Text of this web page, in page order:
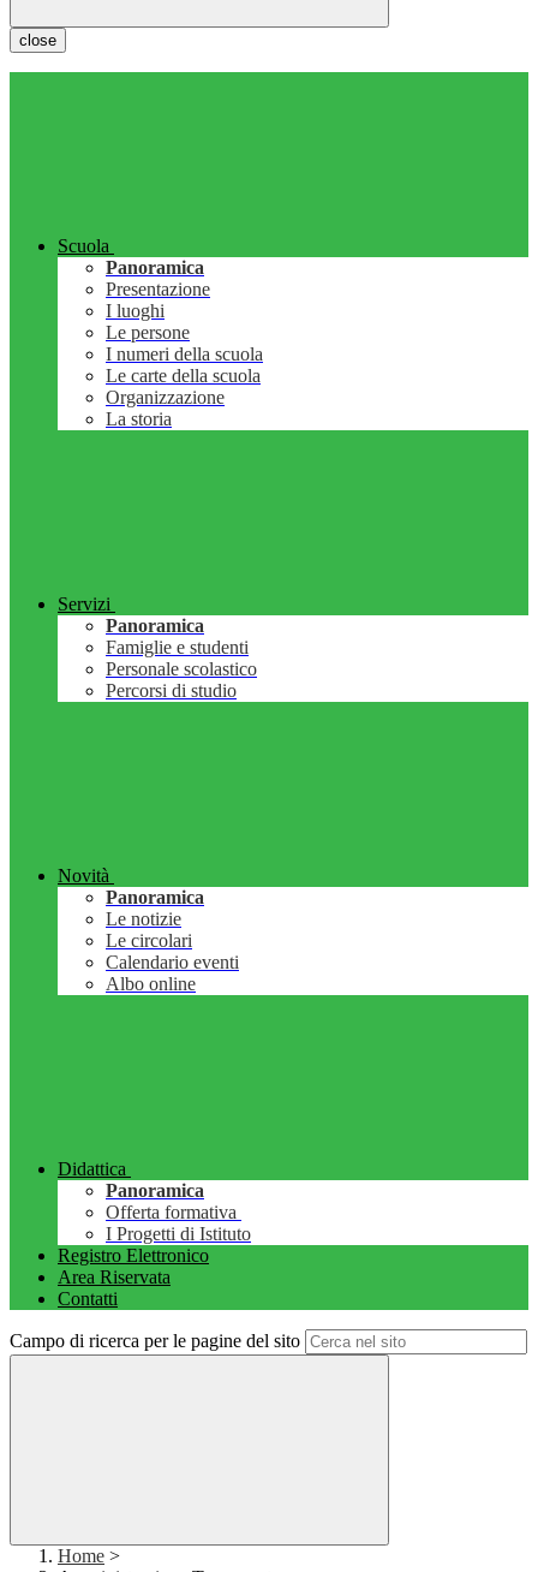
close
Scuola
Panoramica
Presentazione
I luoghi
Le persone
I numeri della scuola
Le carte della scuola
Organizzazione
La storia
Servizi
Panoramica
Famiglie e studenti
Personale scolastico
Percorsi di studio
Novità
Panoramica
Le notizie
Le circolari
Calendario eventi
Albo online
Didattica
Panoramica
Offerta formativa
I Progetti di Istituto
Registro Elettronico
Area Riservata
Contatti
Campo di ricerca per le pagine del sito
Home >